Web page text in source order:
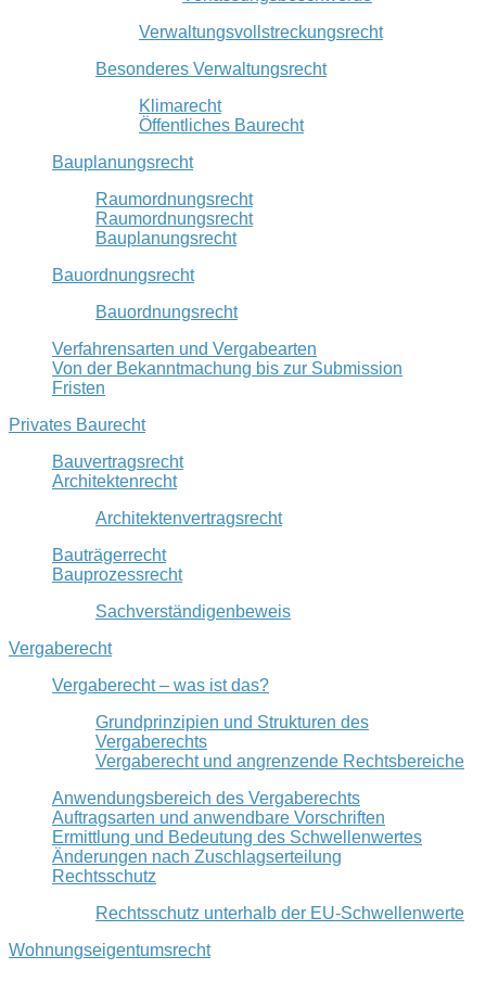
Verwaltungsvollstreckungsrecht
Besonderes Verwaltungsrecht
Klimarecht
Öffentliches Baurecht
Bauplanungsrecht
Raumordnungsrecht
Raumordnungsrecht
Bauplanungsrecht
Bauordnungsrecht
Bauordnungsrecht
Verfahrensarten und Vergabearten
Von der Bekanntmachung bis zur Submission
Fristen
Privates Baurecht
Bauvertragsrecht
Architektenrecht
Architektenvertragsrecht
Bauträgerrecht
Bauprozessrecht
Sachverständigenbeweis
Vergaberecht
Vergaberecht – was ist das?
Grundprinzipien und Strukturen des
Vergaberechts
Vergaberecht und angrenzende Rechtsbereiche
Anwendungsbereich des Vergaberechts
Auftragsarten und anwendbare Vorschriften
Ermittlung und Bedeutung des Schwellenwertes
Änderungen nach Zuschlagserteilung
Rechtsschutz
Rechtsschutz unterhalb der EU-Schwellenwerte
Wohnungseigentumsrecht